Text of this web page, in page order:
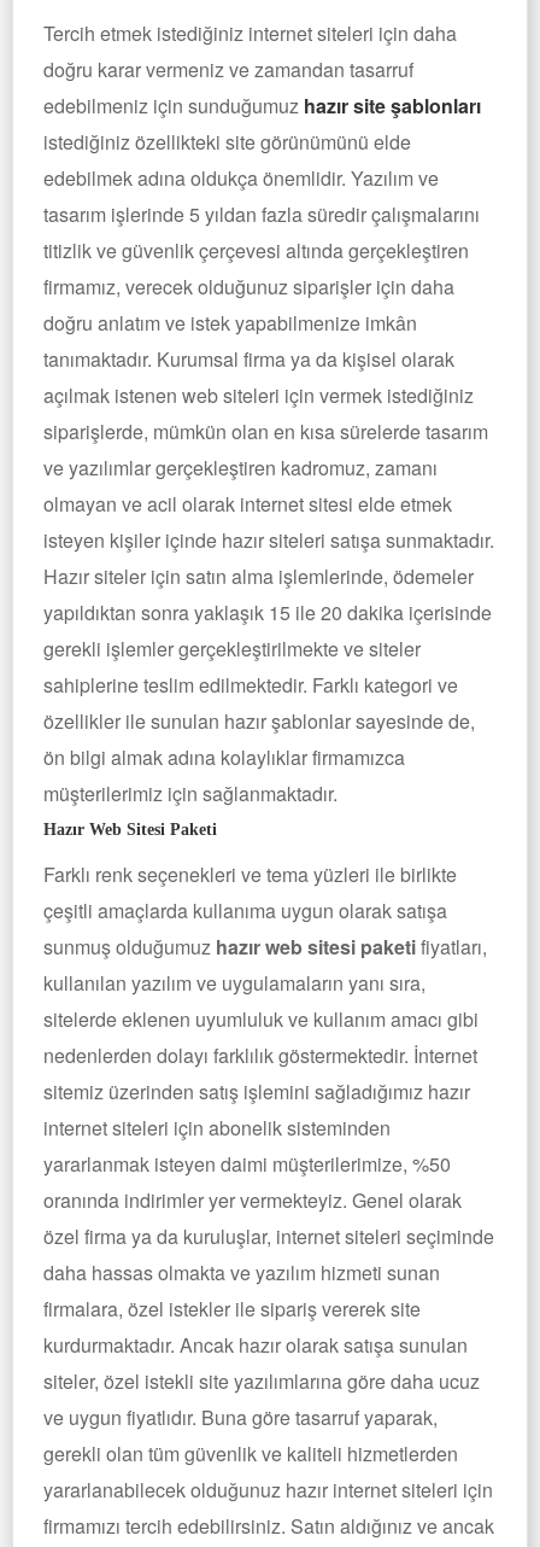
Tercih etmek istediğiniz internet siteleri için daha
doğru karar vermeniz ve zamandan tasarruf
edebilmeniz için sunduğumuz hazır site şablonları
istediğiniz özellikteki site görünümünü elde
edebilmek adına oldukça önemlidir. Yazılım ve
tasarım işlerinde 5 yıldan fazla süredir çalışmalarını
titizlik ve güvenlik çerçevesi altında gerçekleştiren
firmamız, verecek olduğunuz siparişler için daha
doğru anlatım ve istek yapabilmenize imkân
tanımaktadır. Kurumsal firma ya da kişisel olarak
açılmak istenen web siteleri için vermek istediğiniz
siparişlerde, mümkün olan en kısa sürelerde tasarım
ve yazılımlar gerçekleştiren kadromuz, zamanı
olmayan ve acil olarak internet sitesi elde etmek
isteyen kişiler içinde hazır siteleri satışa sunmaktadır.
Hazır siteler için satın alma işlemlerinde, ödemeler
yapıldıktan sonra yaklaşık 15 ile 20 dakika içerisinde
gerekli işlemler gerçekleştirilmekte ve siteler
sahiplerine teslim edilmektedir. Farklı kategori ve
özellikler ile sunulan hazır şablonlar sayesinde de,
ön bilgi almak adına kolaylıklar firmamızca
müşterilerimiz için sağlanmaktadır.
Hazır Web Sitesi Paketi
Farklı renk seçenekleri ve tema yüzleri ile birlikte
çeşitli amaçlarda kullanıma uygun olarak satışa
sunmuş olduğumuz hazır web sitesi paketifiyatları,
kullanılan yazılım ve uygulamaların yanı sıra,
sitelerde eklenen uyumluluk ve kullanım amacı gibi
nedenlerden dolayı farklılık göstermektedir. İnternet
sitemiz üzerinden satış işlemini sağladığımız hazır
internet siteleri için abonelik sisteminden
yararlanmak isteyen daimi müşterilerimize, %50
oranında indirimler yer vermekteyiz. Genel olarak
özel firma ya da kuruluşlar, internet siteleri seçiminde
daha hassas olmakta ve yazılım hizmeti sunan
firmalara, özel istekler ile sipariş vererek site
kurdurmaktadır. Ancak hazır olarak satışa sunulan
siteler, özel istekli site yazılımlarına göre daha ucuz
ve uygun fiyatlıdır. Buna göre tasarruf yaparak,
gerekli olan tüm güvenlik ve kaliteli hizmetlerden
yararlanabilecek olduğunuz hazır internet siteleri için
firmamızı tercih edebilirsiniz. Satın aldığınız ve ancak